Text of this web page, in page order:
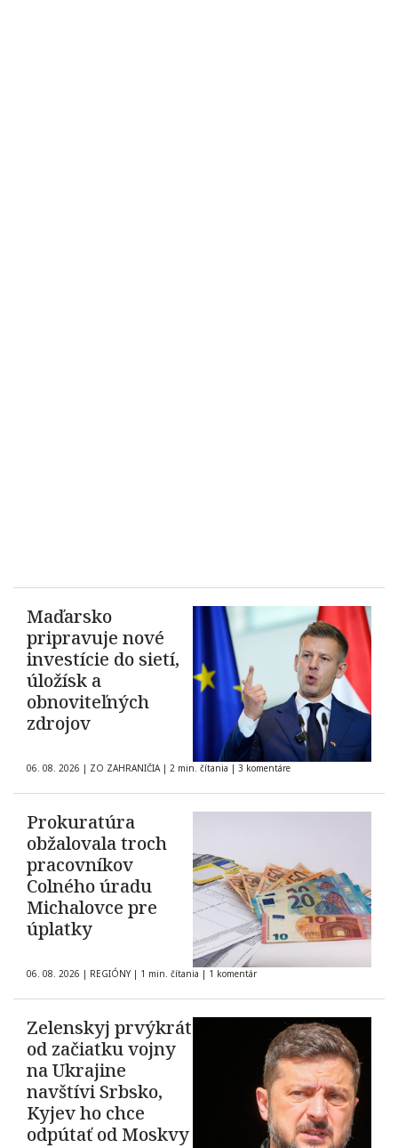
Maďarsko
pripravuje nové
investície do sietí,
úložísk a
obnoviteľných
zdrojov
06. 08. 2026 | ZO ZAHRANIČIA | 2 min. čítania | 3 komentáre
Prokuratúra
obžalovala troch
pracovníkov
Colného úradu
Michalovce pre
úplatky
06. 08. 2026 | REGIÓNY | 1 min. čítania | 1 komentár
Zelenskyj prvýkrát
od začiatku vojny
na Ukrajine
navštívi Srbsko,
Kyjev ho chce
odpútať od Moskvy